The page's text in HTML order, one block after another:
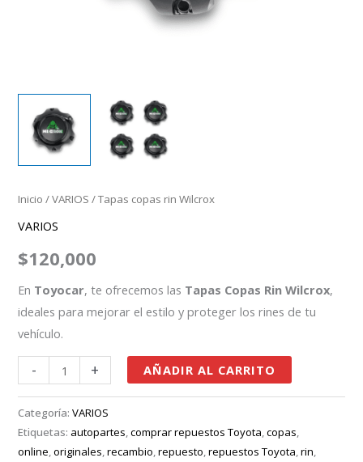
Inicio /VARIOS / Tapas copas rin Wilcrox
VARIOS
$120,000
En Toyocar, te ofrecemos las Tapas Copas Rin Wilcrox,
ideales para mejorar el estilo y proteger los rines de tu
vehículo.
- + AÑADIR AL CARRITO
Categoría:VARIOS
Etiquetas: autopartes ,comprar repuestos Toyota ,copas
online ,originales ,recambio ,repuesto ,repuestos Toyota ,rin